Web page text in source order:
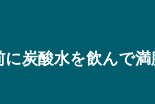
炭酸水を飲んで満